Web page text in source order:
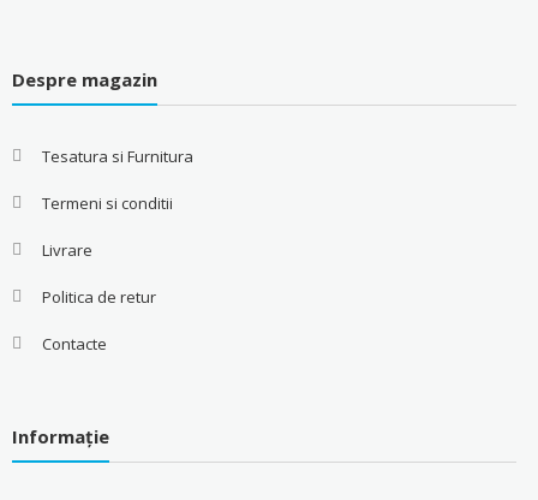
Despre magazin
Tesatura si Furnitura
Termeni si conditii
Livrare
Politica de retur
Contacte
Informație